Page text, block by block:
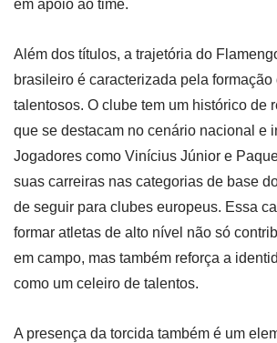
em apoio ao time.
Além dos títulos, a trajetória do
brasileiro é caracterizada pela
talentosos. O clube tem um histórico de
que se destacam no cenário nacional e
Jogadores como Vinícius Júnior e
suas carreiras nas categorias de base
de seguir para clubes europeus. Essa
formar atletas de alto nível não só
em campo, mas também reforça a
como um celeiro de talentos.
A presença da torcida também é um